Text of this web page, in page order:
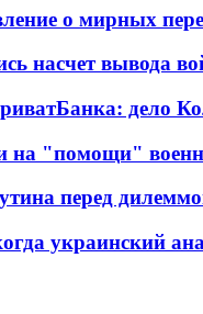
о мирных
насчет вывода
дело
на "помощи"
перед
украинский